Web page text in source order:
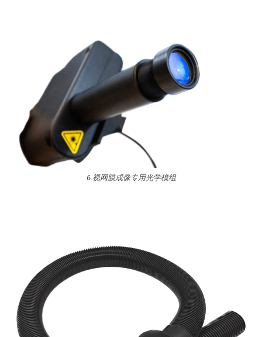
6.视网膜成像专用光学模组